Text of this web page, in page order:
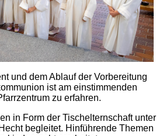
und dem Ablauf der Vorbereitung
ist am einstimmenden
zu erfahren.
in Form der Tischelternschaft unter
begleitet. Hinführende Themen